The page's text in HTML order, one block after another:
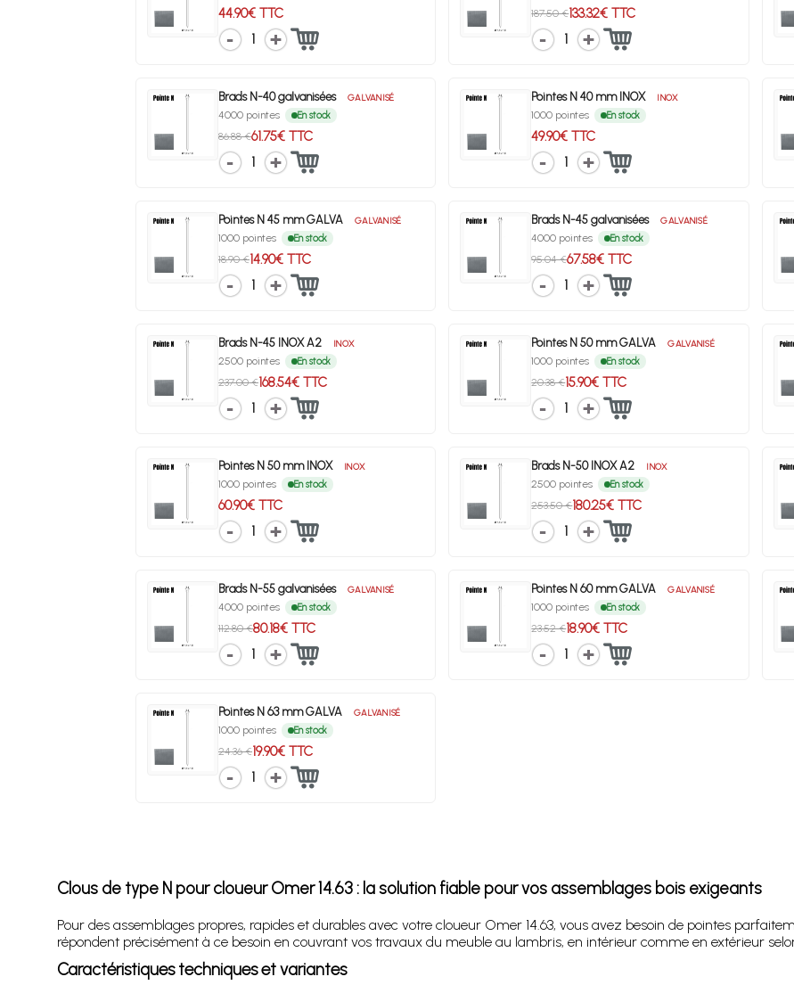
44.90€ TTC
1
187.50 €133.32€ TTC
1
Brads N-40 galvanisées GALVANISÉ
4000 pointes En stock
86.88 €61.75€ TTC
1
Pointes N 40 mm INOX INOX
1000 pointes En stock
49.90€ TTC
1
Pointes N 45 mm GALVA GALVANISÉ
1000 pointes En stock
18.90 €14.90€ TTC
1
Brads N-45 galvanisées GALVANISÉ
4000 pointes En stock
95.04 €67.58€ TTC
1
Brads N-45 INOX A2 INOX
2500 pointes En stock
237.00 €168.54€ TTC
1
Pointes N 50 mm GALVA GALVANISÉ
1000 pointes En stock
20.38 €15.90€ TTC
1
Pointes N 50 mm INOX INOX
1000 pointes En stock
60.90€ TTC
1
Brads N-50 INOX A2 INOX
2500 pointes En stock
253.50 €180.25€ TTC
1
Brads N-55 galvanisées GALVANISÉ
4000 pointes En stock
112.80 €80.18€ TTC
1
Pointes N 60 mm GALVA GALVANISÉ
1000 pointes En stock
23.52 €18.90€ TTC
1
Pointes N 63 mm GALVA GALVANISÉ
1000 pointes En stock
24.36 €19.90€ TTC
1
Clous de type N pour cloueur Omer 14.63 : la solution fiable pour vos assemblages bois exigeants
Pour des assemblages propres, rapides et durables avec votre cloueur Omer 14.63, vous avez besoin de pointes
répondent précisément à ce besoin en couvrant vos travaux du meuble au lambris, en intérieur comme en extérieur
Caractéristiques techniques et variantes